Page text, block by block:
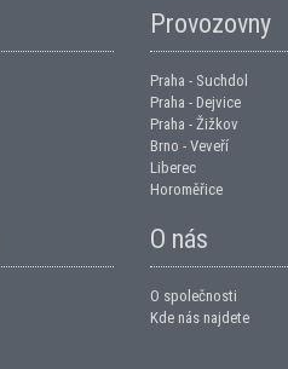
Provozovny
Praha - Suchdol
Praha - Dejvice
Praha - Žižkov
Brno - Veveří
Liberec
Horoměřice
O nás
O společnosti
Kde nás najdete